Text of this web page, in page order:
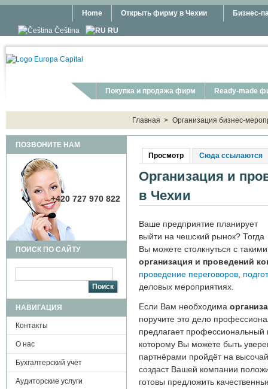
Перейти к основному содержанию
Home
Открыть фирму в Чехии Бизнес-
Čeština RU
Покупка и продажа фирм Ready-made
Главная > Организация бизнес-
ПОЗВОНИТЕ НАМ
+420 727 970 822
ПОИСК ПО САЙТУ
НАВИГАЦИЯ
Контакты
О нас
Бухгалтерский учёт
Аудиторские услуги
Главные вкладки
Просмотр(активная вкладка)
Сюда ссылаются
Организация и
в Чехии
Ваше предприятие планирует
выйти на чешский рынок? Тогда
Вы можете столкнуться с
организация и проведений
проведение переговоров,
деловых мероприятиях.
Если Вам необходима
поручите это дело
предлагает
которому Вы можете быть
партнёрами пройдёт на
создаст Вашей компании
готовы предложить